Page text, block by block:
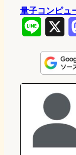
量子コンピュ
n
e